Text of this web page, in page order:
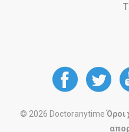
at at
© 2026 DoctoranytimeΌροι